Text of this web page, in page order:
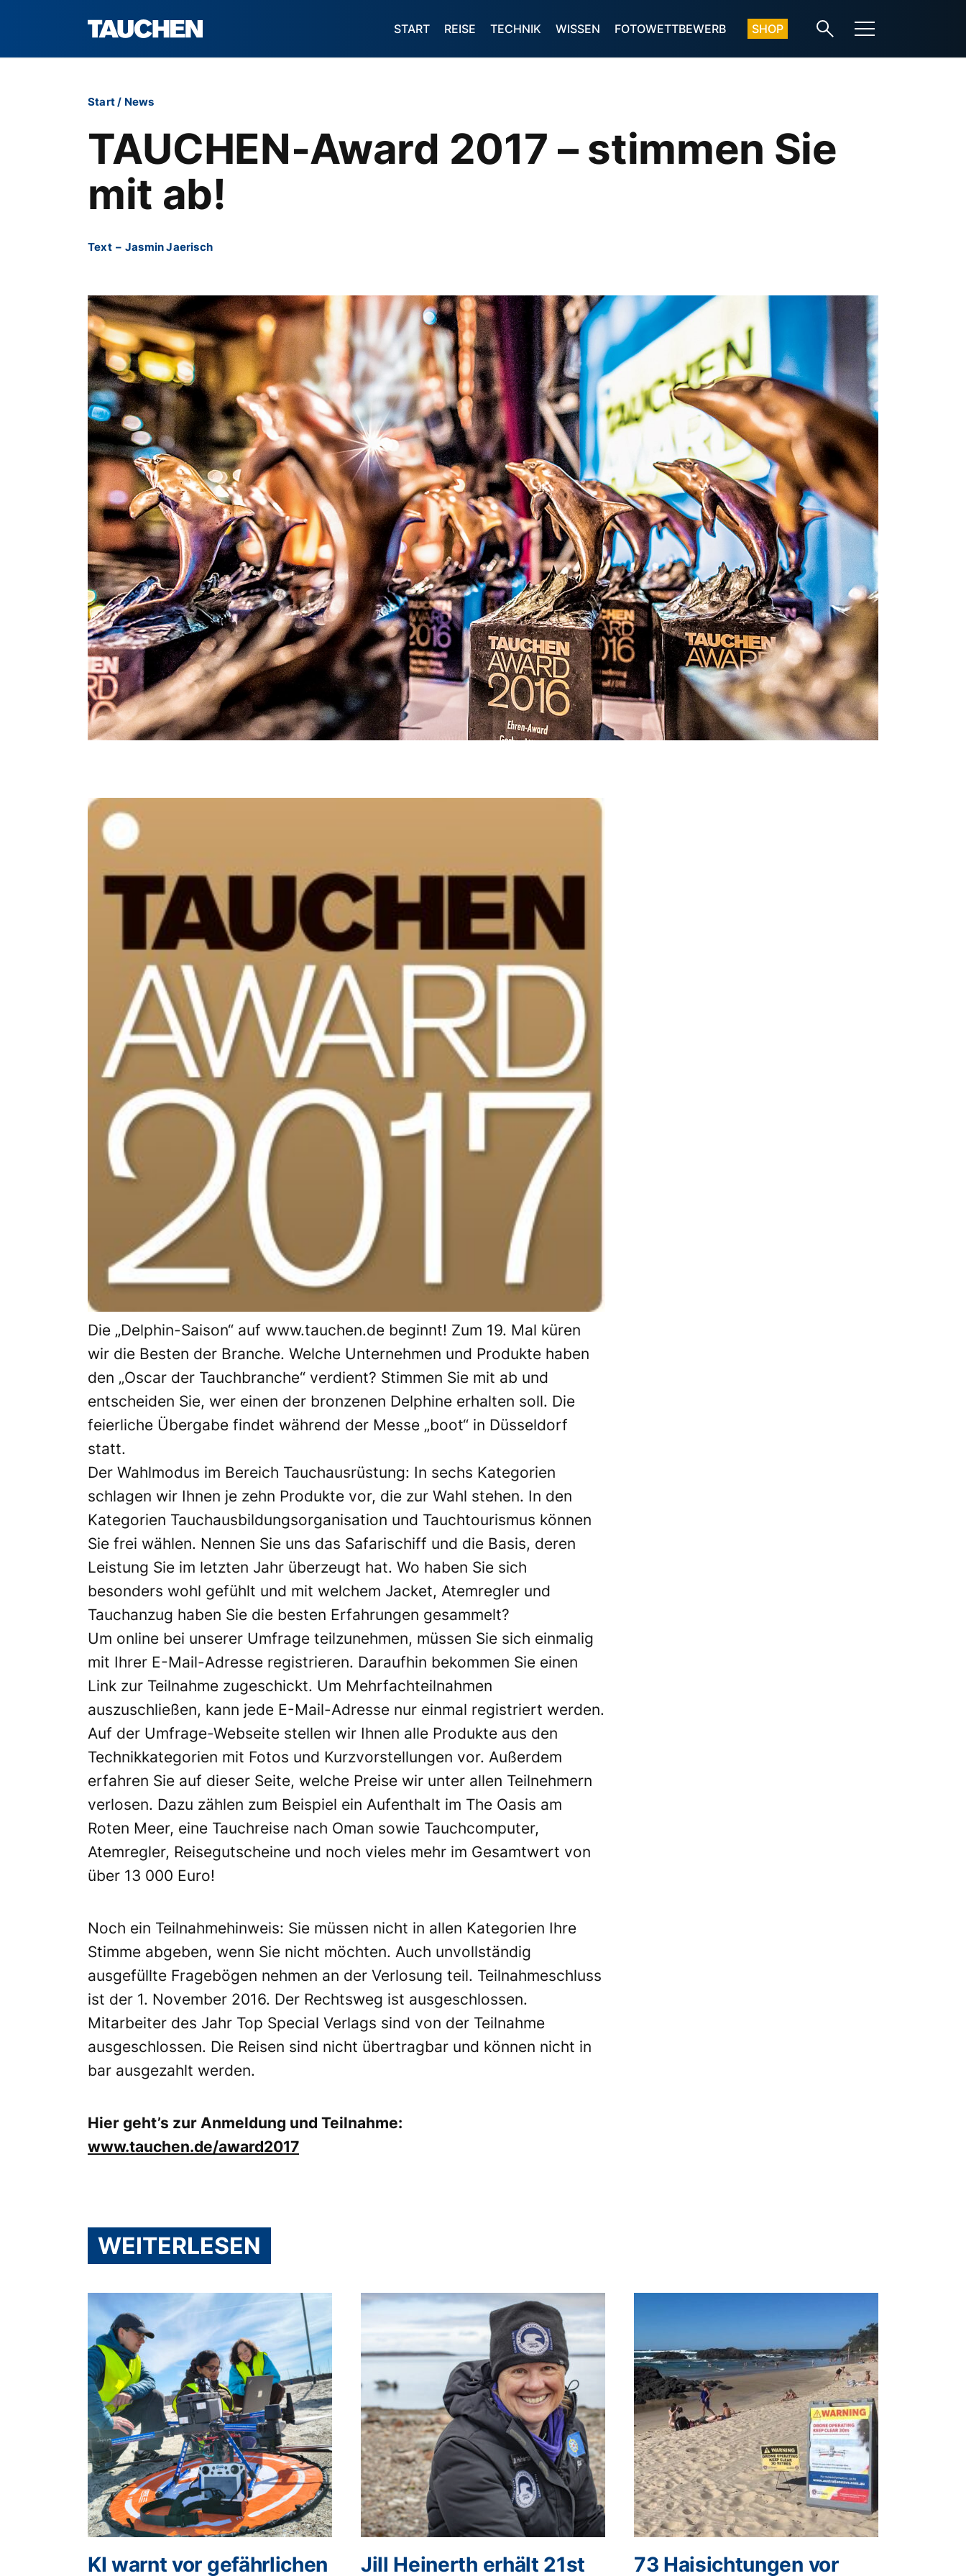
START REISE TECHNIK WISSEN FOTOWETTBEWERB SHOP
Start/ News
TAUCHEN-Award 2017 – stimmen Sie
mit ab!
Text – Jasmin Jaerisch
Die „Delphin-Saison“ auf www.tauchen.de beginnt! Zum 19. Mal küren
wir die Besten der Branche. Welche Unternehmen und Produkte haben
den „Oscar der Tauchbranche“ verdient? Stimmen Sie mit ab und
entscheiden Sie, wer einen der bronzenen Delphine erhalten soll. Die
feierliche Übergabe findet während der Messe „boot“ in Düsseldorf
statt.
Der Wahlmodus im Bereich Tauchausrüstung: In sechs Kategorien
schlagen wir Ihnen je zehn Produkte vor, die zur Wahl stehen. In den
Kategorien Tauchausbildungsorganisation und Tauchtourismus können
Sie frei wählen. Nennen Sie uns das Safarischiff und die Basis, deren
Leistung Sie im letzten Jahr überzeugt hat. Wo haben Sie sich
besonders wohl gefühlt und mit welchem Jacket, Atemregler und
Tauchanzug haben Sie die besten Erfahrungen gesammelt?
Um online bei unserer Umfrage teilzunehmen, müssen Sie sich einmalig
mit Ihrer E-Mail-Adresse registrieren. Daraufhin bekommen Sie einen
Link zur Teilnahme zugeschickt. Um Mehrfachteilnahmen
auszuschließen, kann jede E-Mail-Adresse nur einmal registriert werden.
Auf der Umfrage-Webseite stellen wir Ihnen alle Produkte aus den
Technikkategorien mit Fotos und Kurzvorstellungen vor. Außerdem
erfahren Sie auf dieser Seite, welche Preise wir unter allen Teilnehmern
verlosen. Dazu zählen zum Beispiel ein Aufenthalt im The Oasis am
Roten Meer, eine Tauchreise nach Oman sowie Tauchcomputer,
Atemregler, Reisegutscheine und noch vieles mehr im Gesamtwert von
über 13 000 Euro!
Noch ein Teilnahmehinweis: Sie müssen nicht in allen Kategorien Ihre
Stimme abgeben, wenn Sie nicht möchten. Auch unvollständig
ausgefüllte Fragebögen nehmen an der Verlosung teil. Teilnahmeschluss
ist der 1. November 2016. Der Rechtsweg ist ausgeschlossen.
Mitarbeiter des Jahr Top Special Verlags sind von der Teilnahme
ausgeschlossen. Die Reisen sind nicht übertragbar und können nicht in
bar ausgezahlt werden.
Hier geht’s zur Anmeldung und Teilnahme:
www.tauchen.de/award2017
WEITERLESEN
KI warnt vor gefährlichen Jill Heinerth erhält 21st 73 Haisichtungen vor